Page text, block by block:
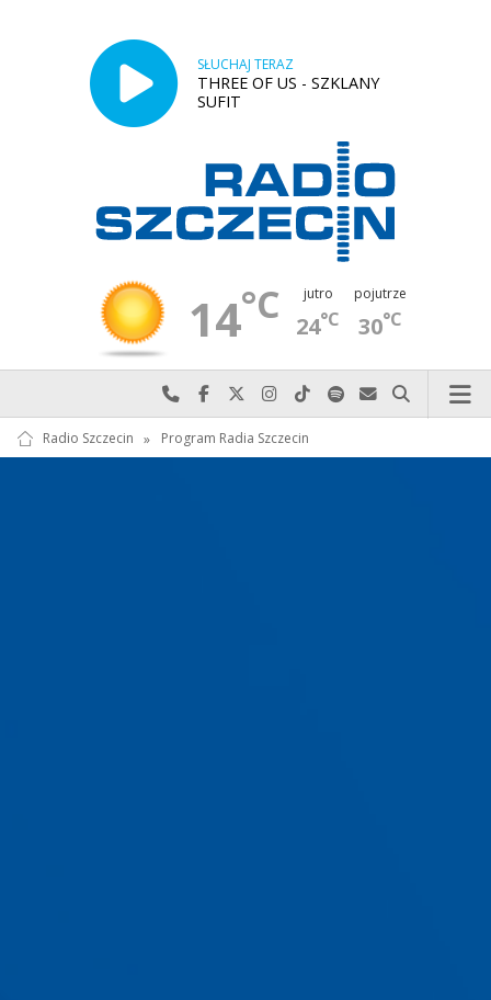
SŁUCHAJ TERAZ
THREE OF US - SZKLANY
SUFIT
14°C jutro
24°C
pojutrze
30°C
Najlepiej po prostu do nas zadzwoń
Odwiedź nas na Facebook-u
Odwiedź nas na X
Odwiedź nas na Instagram-ie
Odwiedź nas na TikTok-u
Szukaj nas na Spotify
Wyślij do nas
Szukaj
Radio Szczecin » Program Radia Szczecin